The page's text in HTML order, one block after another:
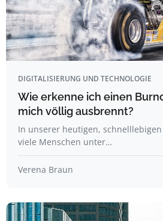
DIGITALISIERUNG UND TECHNOLOGIE
Wie erkenne ich einen
mich völlig ausbrennt?
In unserer heutigen,
viele Menschen unter…
Verena Braun